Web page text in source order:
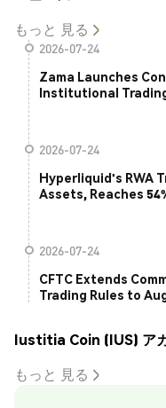
もっと 見る
2026-07-24
Zama Launches
Institutional
2026-07-24
Hyperliquid's RWA
Assets, Reaches
2026-07-24
CFTC Extends
Trading Rules to
Iustitia Coin (IUS) ア
もっと 見る